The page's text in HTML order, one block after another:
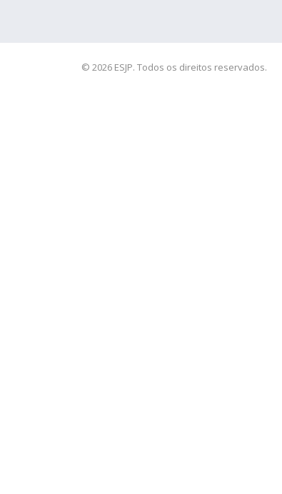
© 2026 ESJP. Todos os direitos reservados.